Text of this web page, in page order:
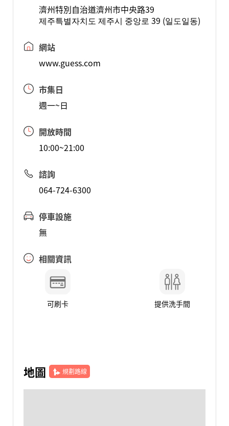
濟州特別自治道濟州市中央路39
제주특별자치도 제주시 중앙로 39 (일도일동)
網站
www.guess.com
市集日
週一~日
開放時間
10:00~21:00
諮詢
064-724-6300
停車設施
無
相關資訊
可刷卡 提供洗手間
地圖 規劃路線